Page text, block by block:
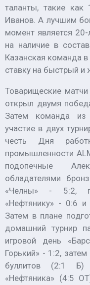
таланты, такие как
Иванов. А лучшим
момент является
на наличие в
Казанская команда
ставку на быстрый и
Товарищеские
открыл двумя
Затем команда из
участие в двух
честь Дня
промышленности
подопечные
обладателями
«Челны» - 5:2,
«Нефтянику» - 0:6 и
Затем в плане
домашний турнир
игровой день
Горький» - 1:2,
буллитов (2:1 Б)
«Нефтяника» (4:5